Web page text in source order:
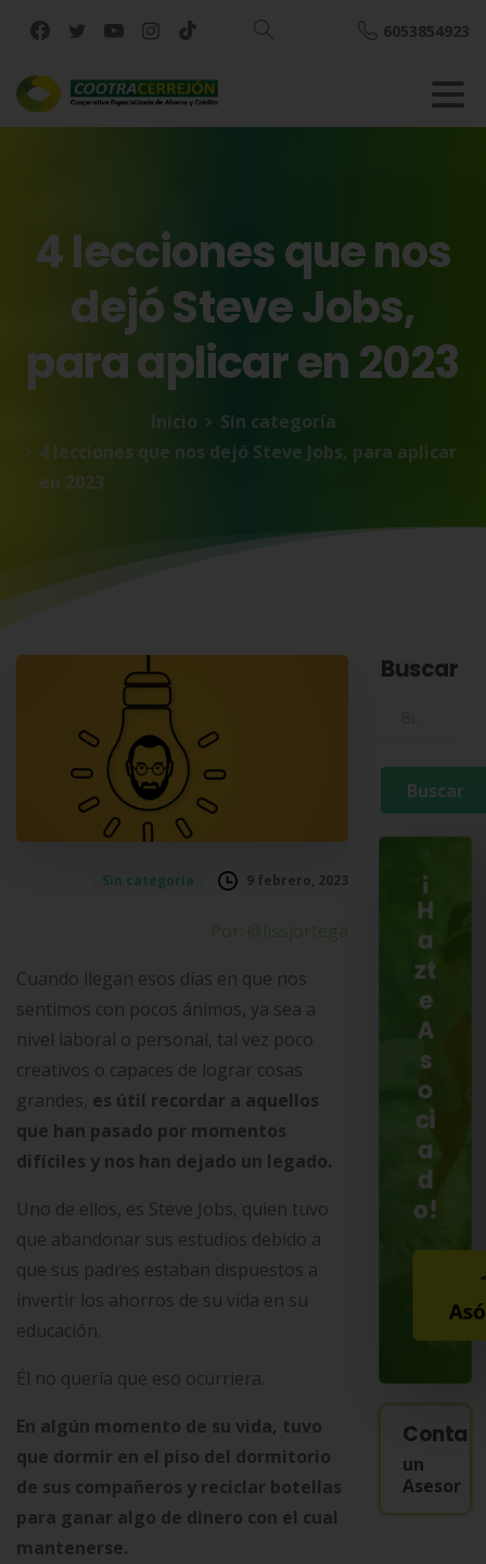
Buscar
6053854923
4leccionesquenos
dejóSteveJobs,
paraaplicaren2023
Inicio
Sin categoría
4 lecciones que nos dejó Steve Jobs, para aplicar
en 2023
Sin categoría 9 febrero, 2023
Cuando llegan esos días en que nos
sentimos con pocos ánimos, ya sea a
nivel laboral o personal, tal vez poco
creativos o capaces de lograr cosas
grandes, es útil recordar a aquellos
que han pasado por momentos
difíciles y nos han dejado un legado.
Uno de ellos, es Steve Jobs, quien tuvo
que abandonar sus estudios debido a
que sus padres estaban dispuestos a
invertir los ahorros de su vida en su
educación.
Él no quería que eso ocurriera.
En algún momento de su vida, tuvo
que dormir en el piso del dormitorio
de sus compañeros y reciclar botellas
para ganar algo de dinero con el cual
mantenerse.
Buscar
¡
H
a
zt
e
A
s
o
ci
a
d
o!
un
Asesor